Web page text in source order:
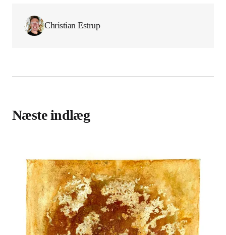
Christian Estrup
Næste indlæg